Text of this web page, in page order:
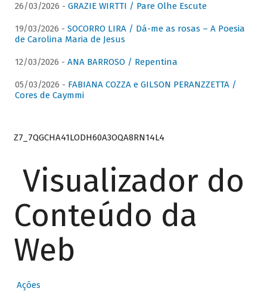
26/03/2026 - GRAZIE WIRTTI / Pare Olhe Escute
19/03/2026 - SOCORRO LIRA / Dá-me as rosas – A Poesia
de Carolina Maria de Jesus
12/03/2026 - ANA BARROSO / Repentina
05/03/2026 - FABIANA COZZA e GILSON PERANZZETTA /
Cores de Caymmi
Z7_7QGCHA41LODH60A3OQA8RN14L4
Visualizador do
Conteúdo da
Web
Ações